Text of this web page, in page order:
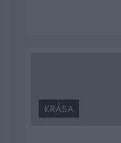
KRÁSA